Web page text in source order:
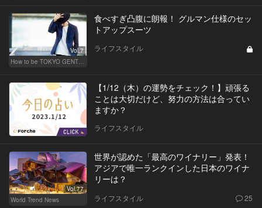
Vol.7
How to be TOKYO GENTS 東京人よ、紳士たれ！
食べすぎ凸腹に朗報！ グルマン仕様のセッ
トアップスーツ
ライフスタイル
【1/12（木）の運勢をチェック！】頑張る
ことは大切だけど、努力の方法は合ってい
ますか？
ライフスタイル
Vol.77
World Trend News
世界が認めた「最高のワイナリー」発表！
アジアで唯一ランクインした日本のワイナ
リーは？
ライフスタイル 25